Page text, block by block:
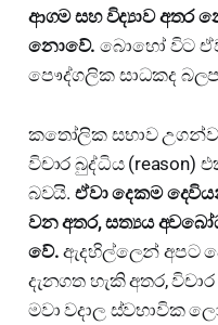
ආගම සහ විද්‍යාව අතර
නොවේ. බොහෝ විට
පෞද්ගලික සාධකද
කතෝලික සභාව
විචාර බුද්ධිය
බවයි. ඒවා දෙකම
වන අතර, සත්‍යය
වේ. ඇදහිල්ලෙන් අපට
දැනගත හැකි අතර,
මවා වදාල ස්වභාවික